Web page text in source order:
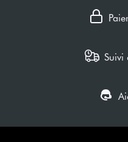
Suivi